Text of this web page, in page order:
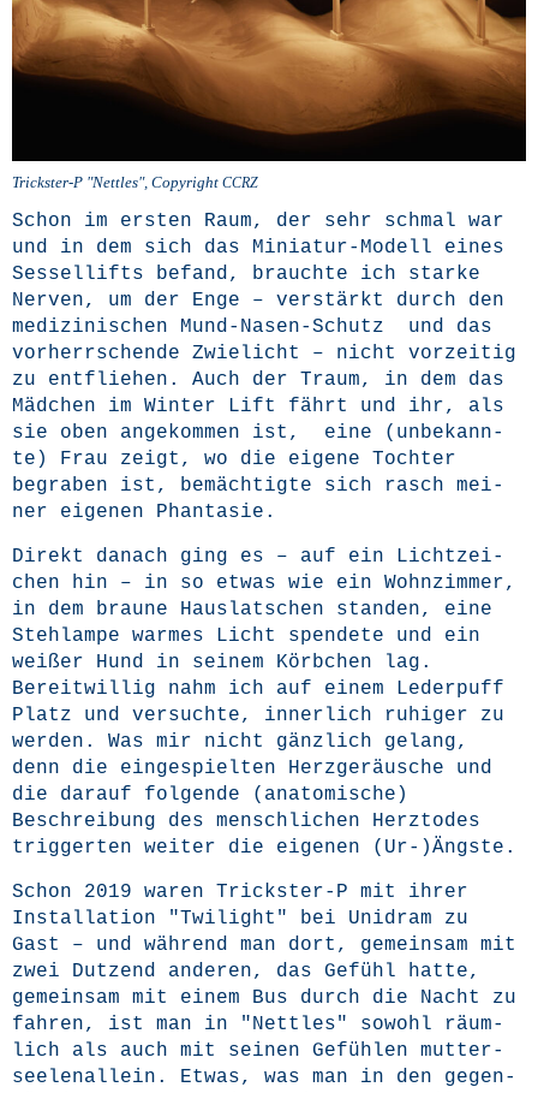
Trickster‑P "Nett­les", Copy­right CCRZ
Schon im ers­ten Raum, der sehr schmal war
und in dem sich das Minia­tur-Modell eines
Ses­sel­lifts befand, brauch­te ich star­ke
Ner­ven, um der Enge – ver­stärkt durch den
medi­zi­ni­schen Mund-Nasen-Schutz und das
vor­herr­schen­de Zwie­licht – nicht vor­zei­tig
zu ent­flie­hen. Auch der Traum, in dem das
Mäd­chen im Win­ter Lift fährt und ihr, als
sie oben ange­kom­men ist, eine (unbe­kann­
te) Frau zeigt, wo die eige­ne Toch­ter
begra­ben ist, bemäch­tig­te sich rasch mei­
ner eige­nen Phantasie.
Direkt danach ging es – auf ein Licht­zei­
chen hin – in so etwas wie ein Wohn­zim­mer,
in dem brau­ne Haus­lat­schen stan­den, eine
Steh­lam­pe war­mes Licht spen­de­te und ein
wei­ßer Hund in sei­nem Körb­chen lag.
Bereit­wil­lig nahm ich auf einem Leder­puff
Platz und ver­such­te, inner­lich ruhi­ger zu
wer­den. Was mir nicht gänz­lich gelang,
denn die ein­ge­spiel­ten Herz­ge­räu­sche und
die dar­auf fol­gen­de (ana­to­mi­sche)
Beschrei­bung des mensch­li­chen Herz­to­des
trig­ger­ten wei­ter die eige­nen (Ur-)Ängste.
Schon 2019 waren Trickster‑P mit ihrer
Instal­la­ti­on "Twi­light" bei Uni­dram zu
Gast – und wäh­rend man dort, gemein­sam mit
zwei Dut­zend ande­ren, das Gefühl hat­te,
gemein­sam mit einem Bus durch die Nacht zu
fah­ren, ist man in "Nett­les" sowohl räum­
lich als auch mit sei­nen Gefüh­len mut­ter­
see­len­al­lein. Etwas, was man in den gegen­